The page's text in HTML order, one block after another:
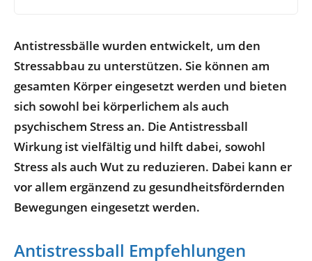
Antistressbälle wurden entwickelt, um den
Stressabbau zu unterstützen. Sie können am
gesamten Körper eingesetzt werden und bieten
sich sowohl bei körperlichem als auch
psychischem Stress an. Die Antistressball
Wirkung ist vielfältig und hilft dabei, sowohl
Stress als auch Wut zu reduzieren. Dabei kann er
vor allem ergänzend zu gesundheitsfördernden
Bewegungen eingesetzt werden.
Antistressball Empfehlungen